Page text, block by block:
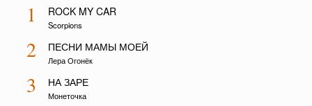
1 ROCK MY CAR
Scorpions
2 ПЕСНИ МАМЫ МОЕЙ
Лера Огонёк
3 НА ЗАРЕ
Монеточка